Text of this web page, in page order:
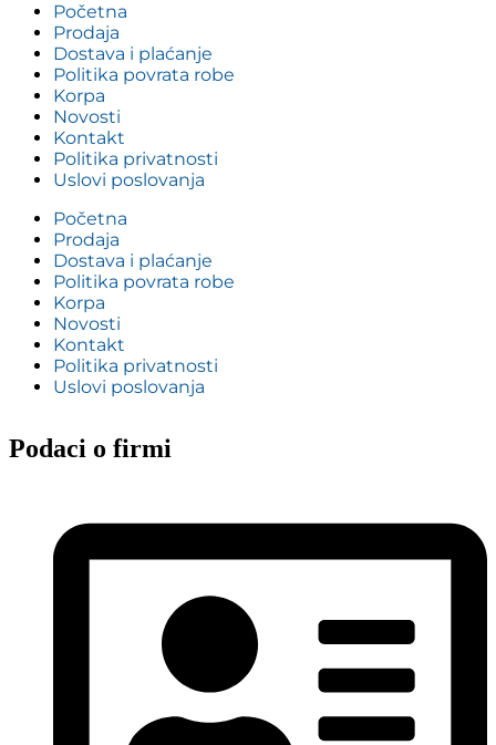
Početna
Prodaja
Dostava i plaćanje
Politika povrata robe
Korpa
Novosti
Kontakt
Politika privatnosti
Uslovi poslovanja
Početna
Prodaja
Dostava i plaćanje
Politika povrata robe
Korpa
Novosti
Kontakt
Politika privatnosti
Uslovi poslovanja
Podaci o firmi